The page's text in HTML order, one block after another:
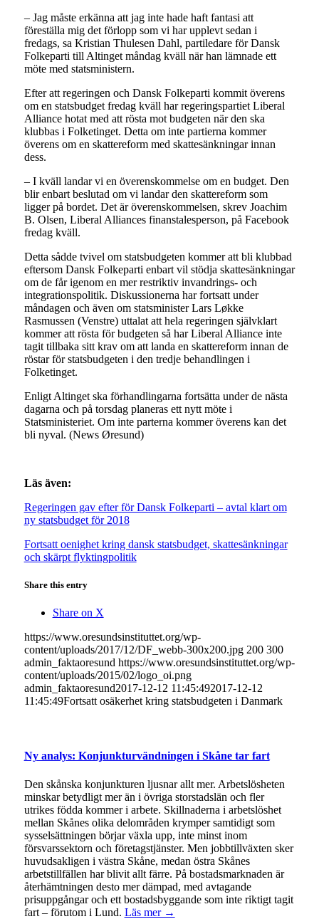
– Jag måste erkänna att jag inte hade haft fantasi att
föreställa mig det förlopp som vi har upplevt sedan i
fredags, sa Kristian Thulesen Dahl, partiledare för Dansk
Folkeparti till Altinget måndag kväll när han lämnade ett
möte med statsministern.
Efter att regeringen och Dansk Folkeparti kommit överens
om en statsbudget fredag kväll har regeringspartiet Liberal
Alliance hotat med att rösta mot budgeten när den ska
klubbas i Folketinget. Detta om inte partierna kommer
överens om en skattereform med skattesänkningar innan
dess.
– I kväll landar vi en överenskommelse om en budget. Den
blir enbart beslutad om vi landar den skattereform som
ligger på bordet. Det är överenskommelsen, skrev Joachim
B. Olsen, Liberal Alliances finanstalesperson, på Facebook
fredag kväll.
Detta sådde tvivel om statsbudgeten kommer att bli klubbad
eftersom Dansk Folkeparti enbart vil stödja skattesänkningar
om de får igenom en mer restriktiv invandrings- och
integrationspolitik. Diskussionerna har fortsatt under
måndagen och även om statsminister Lars Løkke
Rasmussen (Venstre) uttalat att hela regeringen självklart
kommer att rösta för budgeten så har Liberal Alliance inte
tagit tillbaka sitt krav om att landa en skattereform innan de
röstar för statsbudgeten i den tredje behandlingen i
Folketinget.
Enligt Altinget ska förhandlingarna fortsätta under de nästa
dagarna och på torsdag planeras ett nytt möte i
Statsministeriet. Om inte parterna kommer överens kan det
bli nyval. (News Øresund)
Läs även:
Regeringen gav efter för Dansk Folkeparti – avtal klart om
ny statsbudget för 2018
Fortsatt oenighet kring dansk statsbudget, skattesänkningar
och skärpt flyktingpolitik
Share this entry
Share on X
https://www.oresundsinstituttet.org/wp-
content/uploads/2017/12/DF_webb-300x200.jpg 200 300
admin_faktaoresund https://www.oresundsinstituttet.org/wp-
content/uploads/2015/02/logo_oi.png
admin_faktaoresund2017-12-12 11:45:492017-12-12
11:45:49Fortsatt osäkerhet kring statsbudgeten i Danmark
Ny analys: Konjunkturvändningen i Skåne tar fart
Den skånska konjunkturen ljusnar allt mer. Arbetslösheten
minskar betydligt mer än i övriga storstadslän och fler
utrikes födda kommer i arbete. Skillnaderna i arbetslöshet
mellan Skånes olika delområden krymper samtidigt som
sysselsättningen börjar växla upp, inte minst inom
försvarssektorn och företagstjänster. Men jobbtillväxten sker
huvudsakligen i västra Skåne, medan östra Skånes
arbetstillfällen har blivit allt färre. På bostadsmarknaden är
återhämtningen desto mer dämpad, med avtagande
prisuppgångar och ett bostadsbyggande som inte riktigt tagit
fart – förutom i Lund. Läs mer →